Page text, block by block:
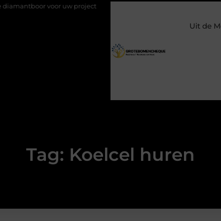
voor uw project Hoe weersomstandigheden de
Uit de
Tag: Koelcel huren